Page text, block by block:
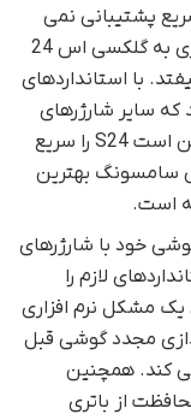
پشتیبانی نمی
کند. اگر از دستگاه بسیار قدیمی‌تری به گلکسی اس 24
با استانداردهای
که سایر شارژرهای
OEM، مانند شارژر OnePlus، ممکن است S24 را سریع
دریافت شارژر 45 واتی سامسونگ بهترین
است.
خود با شارژرهای
لازم را
مشکل نرم افزاری
مجدد گوشی قبل
کند. همچنین
از باتری